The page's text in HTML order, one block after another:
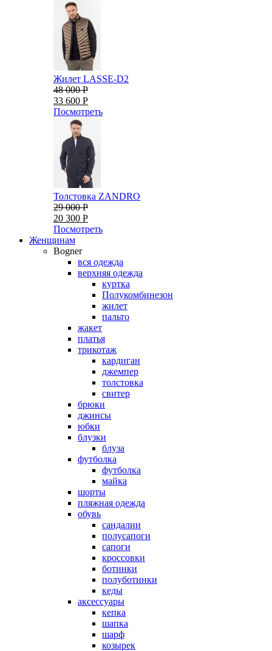
Жилет LASSE-D2
48 000 Р
33 600 Р
Посмотреть
Толстовка ZANDRO
29 000 Р
20 300 Р
Посмотреть
Женщинам
Bogner
вся одежда
верхняя одежда
куртка
Полукомбинезон
жилет
пальто
жакет
платья
трикотаж
кардиган
джемпер
толстовка
свитер
брюки
джинсы
юбки
блузки
блуза
футболка
футболка
майка
шорты
пляжная одежда
oбувь
сандалии
полусапоги
сапоги
кроссовки
ботинки
полуботинки
кеды
аксессуары
кепка
шапка
шарф
козырек